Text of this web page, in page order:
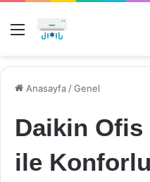
Menü
Anasayfa /Genel
Daikin
ile